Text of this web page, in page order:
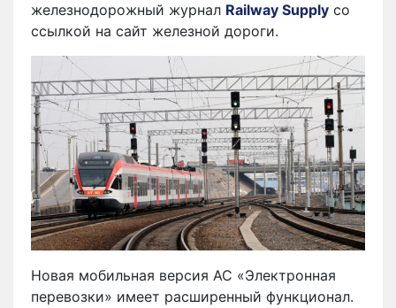
железнодорожный журнал Railway Supply со
ссылкой на сайт железной дороги.
Новая мобильная версия АС «Электронная
перевозки» имеет расширенный функционал.